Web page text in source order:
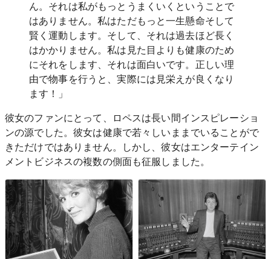
ん。それは私がもっとうまくいくということで
はありません。私はただもっと一生懸命そして
賢く運動します。そして、それは過去ほど長く
はかかりません。私は見た目よりも健康のため
にそれをします、それは面白いです。正しい理
由で物事を行うと、実際には見栄えが良くなり
ます！」
彼女のファンにとって、ロペスは長い間インスピレーショ
ンの源でした。彼女は健康で若々しいままでいることがで
きただけではありません。しかし、彼女はエンターテイン
メントビジネスの複数の側面も征服しました。